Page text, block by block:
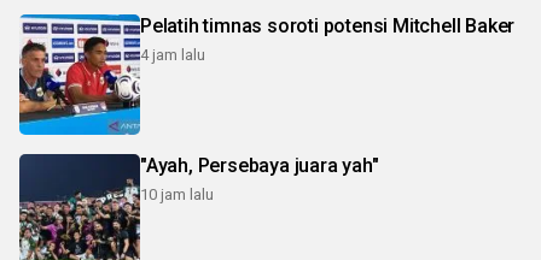
Pelatih timnas soroti potensi Mitchell Baker
4 jam lalu
"Ayah, Persebaya juara yah"
10 jam lalu